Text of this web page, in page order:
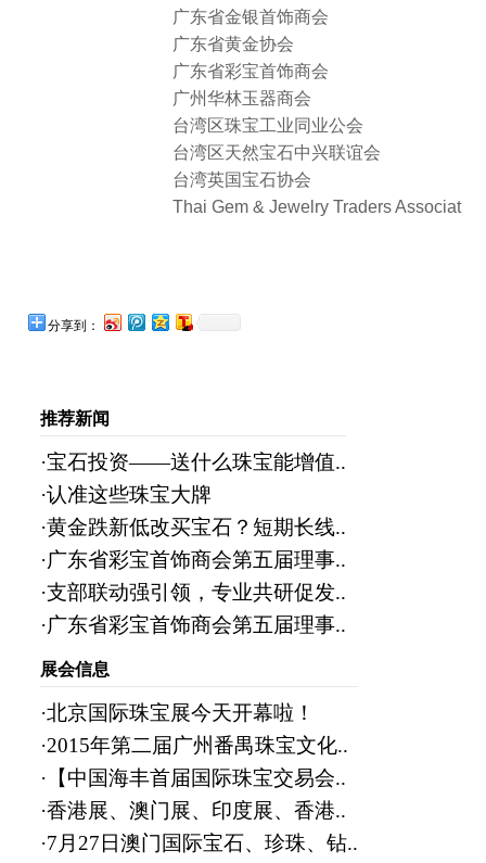
广东省金银首饰商会
广东省黄金协会
广东省彩宝首饰商会
广州华林玉器商会
台湾区珠宝工业同业公会
台湾区天然宝石中兴联谊会
台湾英国宝石协会
Thai Gem & Jewelry Traders Association
分享到：
推荐新闻
·宝石投资——送什么珠宝能增值..
·认准这些珠宝大牌
·黄金跌新低改买宝石？短期长线..
·广东省彩宝首饰商会第五届理事..
·支部联动强引领，专业共研促发..
·广东省彩宝首饰商会第五届理事..
展会信息
·北京国际珠宝展今天开幕啦！
·2015年第二届广州番禺珠宝文化..
·【中国海丰首届国际珠宝交易会..
·香港展、澳门展、印度展、香港..
·7月27日澳门国际宝石、珍珠、钻..